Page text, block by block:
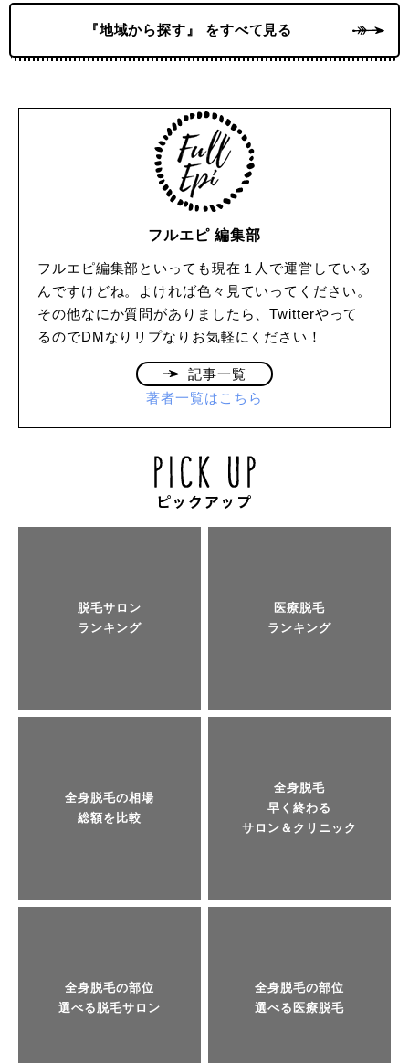
『地域から探す』 をすべて見る
フルエピ 編集部
フルエピ編集部といっても現在１人で運営している
んですけどね。よければ色々見ていってください。
その他なにか質問がありましたら、Twitterやって
るのでDMなりリプなりお気軽にください！
記事一覧
著者一覧はこちら
脱毛サロン
ランキング
医療脱毛
ランキング
全身脱毛の相場
総額を比較
全身脱毛
早く終わる
サロン＆クリニック
全身脱毛の部位
選べる脱毛サロン
全身脱毛の部位
選べる医療脱毛